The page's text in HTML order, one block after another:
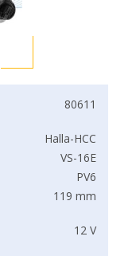
80611
Halla-HCC
VS-16E
PV6
119 mm
12 V